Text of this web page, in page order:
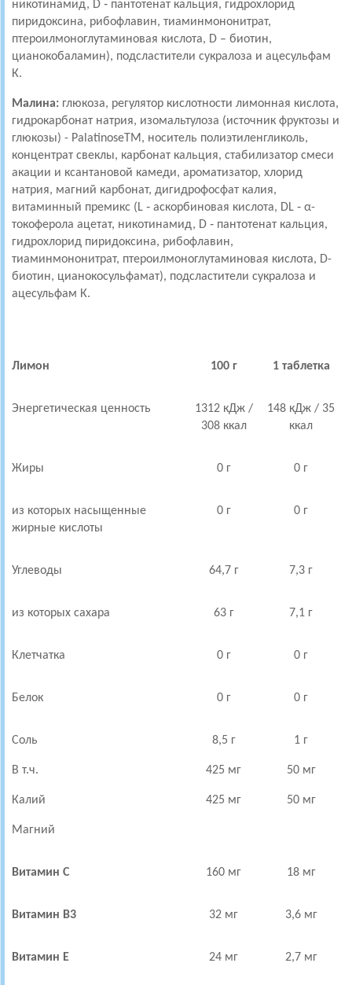
никотинамид, D ‑ пантотенат кальция, гидрохлорид
пиридоксина, рибофлавин, тиаминмононитрат,
птероилмоноглутаминовая кислота, D – биотин,
цианокобаламин), подсластители сукралоза и ацесульфам
К.
Малина: глюкоза, регулятор кислотности лимонная кислота,
гидрокарбонат натрия, изомальтулоза (источник фруктозы и
глюкозы) - PalatinoseTM, носитель полиэтиленгликоль,
концентрат свеклы, карбонат кальция, стабилизатор смеси
акации и ксантановой камеди, ароматизатор, хлорид
натрия, магний карбонат, дигидрофосфат калия,
витаминный премикс (L ‑ аскорбиновая кислота, DL ‑ α-
токоферола ацетат, никотинамид, D ‑ пантотенат кальция,
гидрохлорид пиридоксина, рибофлавин,
тиаминмононитрат, птероилмоноглутаминовая кислота, D-
биотин, цианокосульфамат), подсластители сукралоза и
ацесульфам К.
Лимон 100 г 1 таблетка
Энергетическая ценность
1312 кДж /
308 ккал
148 кДж / 35
ккал
Жиры 0 г 0 г
из которых насыщенные
жирные кислоты
0 г 0 г
Углеводы 64,7 г 7,3 г
из которых сахара 63 г 7,1 г
Клетчатка 0 г 0 г
Белок 0 г 0 г
Соль
В т.ч.
Калий
Магний
8,5 г
425 мг
425 мг
1 г
50 мг
50 мг
Витамин С 160 мг 18 мг
Витамин В3 32 мг 3,6 мг
Витамин Е 24 мг 2,7 мг